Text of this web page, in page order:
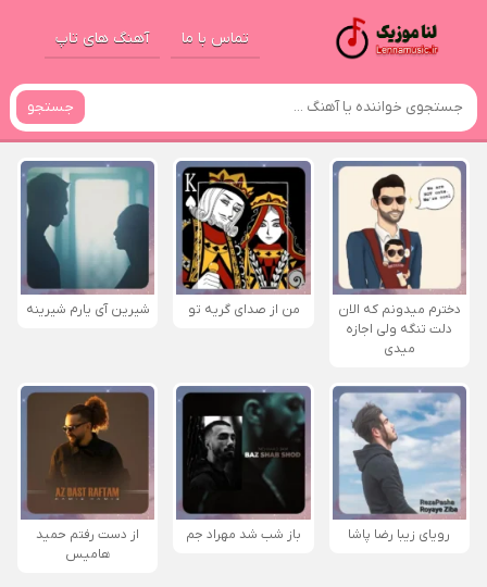
تماس با ما آهنگ های تاپ
جستجو
دخترم میدونم که الان
دلت تنگه ولی اجازه
میدی
من از صدای گريه تو شیرین آی یارم شیرینه
رویای زیبا رضا پاشا باز شب شد مهراد جم
از دست رفتم حمید
هامیس